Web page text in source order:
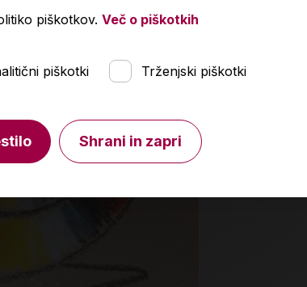
piškotkov. Več o piškotkih
piškotki Trženjski piškotki
Shrani in zapri